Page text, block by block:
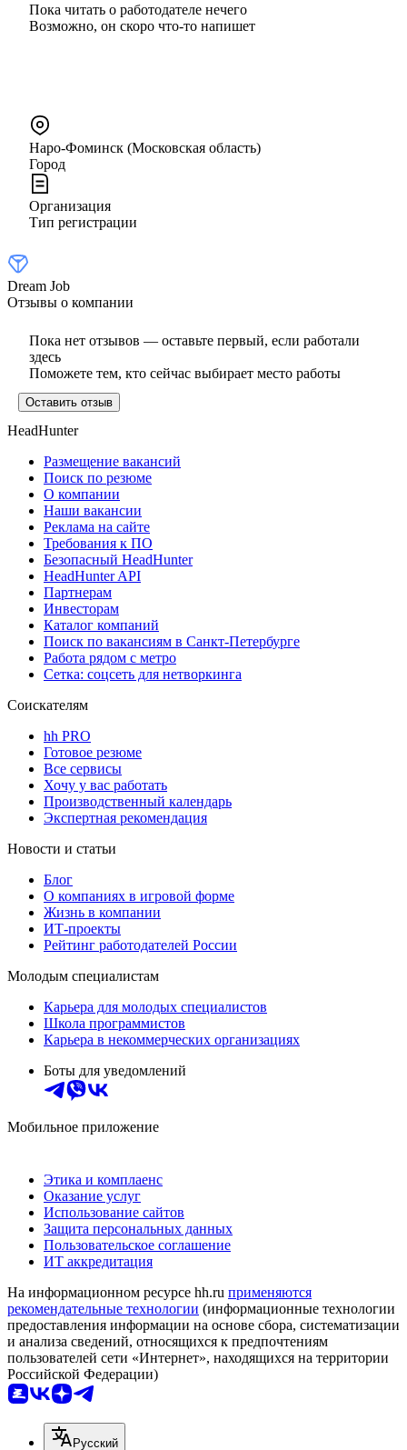
Пока читать о работодателе нечего
Возможно, он скоро что‑то напишет
Наро-Фоминск (Московская область)
Город
Организация
Тип регистрации
Dream Job
Отзывы о компании
Пока нет отзывов — оставьте первый, если работали
здесь
Поможете тем, кто сейчас выбирает место работы
Оставить отзыв
HeadHunter
Размещение вакансий
Поиск по резюме
О компании
Наши вакансии
Реклама на сайте
Требования к ПО
Безопасный HeadHunter
HeadHunter API
Партнерам
Инвесторам
Каталог компаний
Поиск по вакансиям в Санкт-Петербурге
Работа рядом с метро
Сетка: соцсеть для нетворкинга
Соискателям
hh PRO
Готовое резюме
Все сервисы
Хочу у вас работать
Производственный календарь
Экспертная рекомендация
Новости и статьи
Блог
О компаниях в игровой форме
Жизнь в компании
ИТ-проекты
Рейтинг работодателей России
Молодым специалистам
Карьера для молодых специалистов
Школа программистов
Карьера в некоммерческих организациях
Боты для уведомлений
Мобильное приложение
Этика и комплаенс
Оказание услуг
Использование сайтов
Защита персональных данных
Пользовательское соглашение
ИТ аккредитация
На информационном ресурсе hh.ru применяются
рекомендательные технологии (информационные технологии
предоставления информации на основе сбора, систематизации
и анализа сведений, относящихся к предпочтениям
пользователей сети «Интернет», находящихся на территории
Российской Федерации)
Русский